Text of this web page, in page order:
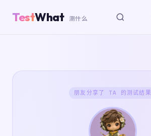
TestWhat 测什么
朋友分享了 TA 的测试结果